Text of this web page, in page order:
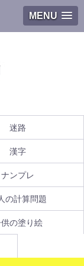
MENU
迷路
漢字
ナンプレ
の計算問題
の塗り絵